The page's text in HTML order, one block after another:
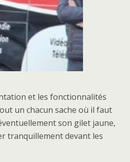
et les fonctionnalités
un chacun sache où il faut
son gilet jaune,
tranquillement devant les